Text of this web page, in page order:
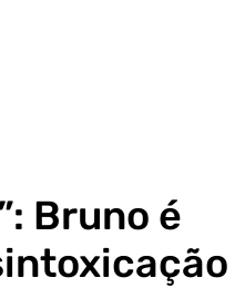
Bruno é